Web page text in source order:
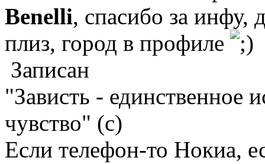
Benelli, спасибо за инфу,
плиз, город в профиле
Записан
"Зависть - единственное
чувство" (с)
Если телефон-то Нокиа,